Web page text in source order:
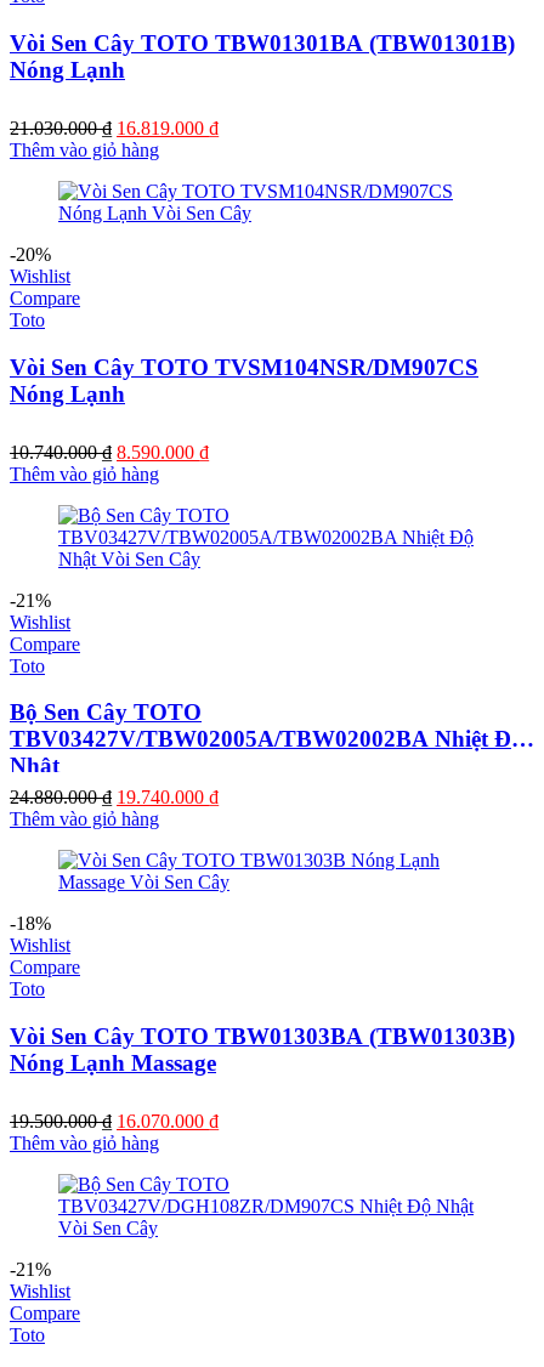
Vòi Sen Cây TOTO TBW01301BA (TBW01301B)
Nóng Lạnh
21.030.000₫ Giá
gốc
21.030.000 ₫.
16.819.000 ₫Giá
là:
16.819.000 ₫.
Thêm vào giỏ hàng
-20%
Wishlist
Compare
Toto
Vòi Sen Cây TOTO TVSM104NSR/DM907CS
Nóng Lạnh
10.740.000₫ Giá
gốc
10.740.000 ₫.
8.590.000 ₫Giá
là:
8.590.000 ₫.
Thêm vào giỏ hàng
-21%
Wishlist
Compare
Toto
Bộ Sen Cây TOTO
TBV03427V/TBW02005A/TBW02002BA Nhiệt Độ
Nhật
24.880.000₫ Giá
gốc
24.880.000 ₫.
19.740.000 ₫Giá
là:
19.740.000 ₫.
Thêm vào giỏ hàng
-18%
Wishlist
Compare
Toto
Vòi Sen Cây TOTO TBW01303BA (TBW01303B)
Nóng Lạnh Massage
19.500.000₫ Giá
gốc
19.500.000 ₫.
16.070.000 ₫Giá
là:
16.070.000 ₫.
Thêm vào giỏ hàng
-21%
Wishlist
Compare
Toto